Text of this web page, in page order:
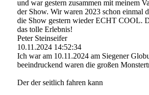
und war gestern zusammen mit meinem
der Show. Wir waren 2023 schon einmal
die Show gestern wieder ECHT COOL.
das tolle Erlebnis!
Peter Steinseifer
10.11.2024 14:52:34
Ich war am 10.11.2024 am Siegener
beeindruckend waren die großen
Der der seitlich fahren kann